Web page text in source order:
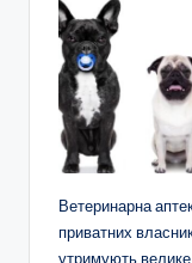
Ветеринарна
приватних
утримують велике